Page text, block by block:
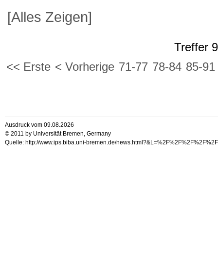
[Alles Zeigen]
Treffer
<< Erste < Vorherige 71-77 78-84 85-91
Ausdruck vom 09.08.2026
© 2011 by Universität Bremen, Germany
Quelle: http://www.ips.biba.uni-bremen.de/